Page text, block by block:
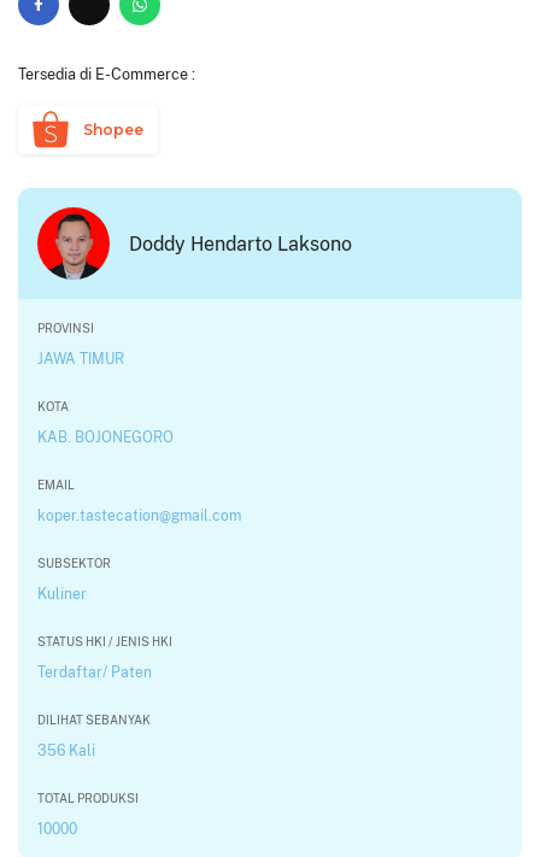
Tersedia di E-Commerce :
Shopee
Doddy Hendarto Laksono
PROVINSI
JAWA TIMUR
KOTA
KAB. BOJONEGORO
EMAIL
koper.tastecation@gmail.com
SUBSEKTOR
Kuliner
STATUS HKI / JENIS HKI
Terdaftar/ Paten
DILIHAT SEBANYAK
356 Kali
TOTAL PRODUKSI
10000